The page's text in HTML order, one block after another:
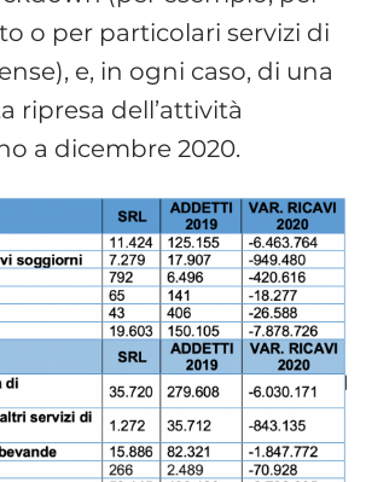
o per particolari servizi di
e, in ogni caso, di una
ripresa dell’attività
a dicembre 2020.